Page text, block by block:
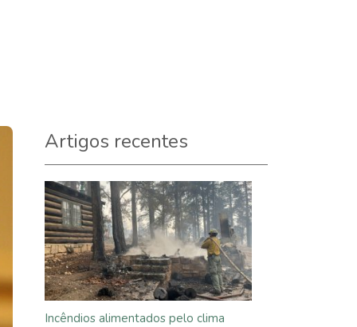
Artigos recentes
Incêndios alimentados pelo clima